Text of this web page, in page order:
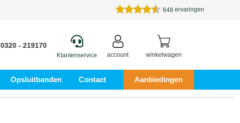
648 ervaringen
0320 - 219170
Klantenservice account winkelwagen
Opsluitbanden Contact Aanbiedingen